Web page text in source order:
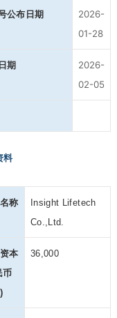
公布日期
2026-
01-28
期
2026-
02-05
料
称
Insight Lifetech
Co.,Ltd.
本
币
36,000